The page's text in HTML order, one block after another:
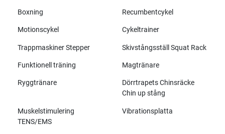
Boxning Recumbentcykel
Motionscykel Cykeltrainer
Trappmaskiner Stepper Skivstångsställ Squat Rack
Funktionell träning Magtränare
Ryggtränare
Dörrtrapets Chinsräcke
Chin up stång
Muskelstimulering
TENS/EMS
Vibrationsplatta